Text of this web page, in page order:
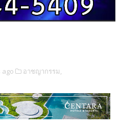
ago อาชญากรรม,